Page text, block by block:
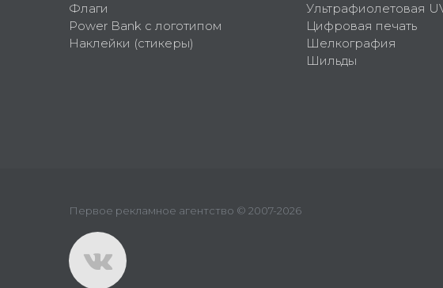
Флаги
Power Bank с логотипом
Наклейки (стикеры)
Ультрафиолетовая
Цифровая печать
Шелкография
Шильды
Первое рекламное агентство © 2007-2026